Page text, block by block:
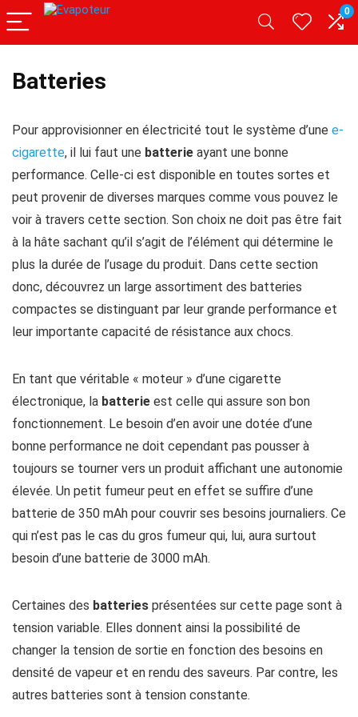
0
Batteries
Pour approvisionner en électricité tout le système d’une e-
cigarette, il lui faut une batterie ayant une bonne
performance. Celle-ci est disponible en toutes sortes et
peut provenir de diverses marques comme vous pouvez le
voir à travers cette section. Son choix ne doit pas être fait
à la hâte sachant qu’il s’agit de l’élément qui détermine le
plus la durée de l’usage du produit. Dans cette section
donc, découvrez un large assortiment des batteries
compactes se distinguant par leur grande performance et
leur importante capacité de résistance aux chocs.
En tant que véritable « moteur » d’une cigarette
électronique, la batterie est celle qui assure son bon
fonctionnement. Le besoin d’en avoir une dotée d’une
bonne performance ne doit cependant pas pousser à
toujours se tourner vers un produit affichant une autonomie
élevée. Un petit fumeur peut en effet se suffire d’une
batterie de 350 mAh pour couvrir ses besoins journaliers. Ce
qui n’est pas le cas du gros fumeur qui, lui, aura surtout
besoin d’une batterie de 3000 mAh.
Certaines des batteries présentées sur cette page sont à
tension variable. Elles donnent ainsi la possibilité de
changer la tension de sortie en fonction des besoins en
densité de vapeur et en rendu des saveurs. Par contre, les
autres batteries sont à tension constante.